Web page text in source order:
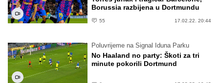
Borussia razbijena u Dortmundu
55 17.02.22. 20:44
Poluvrijeme na Signal Iduna Parku
No Haaland no party: Škoti za tri
minute pokorili Dortmund